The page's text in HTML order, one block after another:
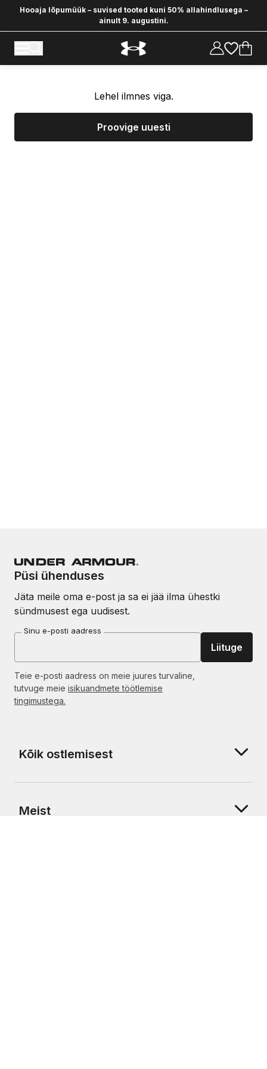
Hooaja lõpumüük – suvised tooted kuni 50% allahindlusega –
ainult 9. augustini.
Lehel ilmnes viga.
Proovige uuesti
Püsi ühenduses
Jäta meile oma e-post ja sa ei jää ilma ühestki
sündmusest ega uudisest.
Sinu e-posti aadress
Liituge
Teie e-posti aadress on meie juures turvaline,
tutvuge meie isikuandmete töötlemise
tingimustega.
Kõik ostlemisest
Meist